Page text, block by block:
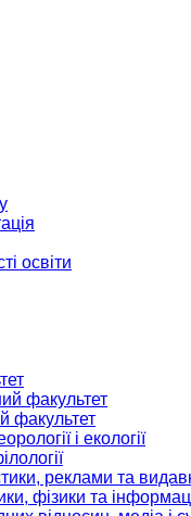
освіти
факультет
факультет
і екології
реклами та
фізики та